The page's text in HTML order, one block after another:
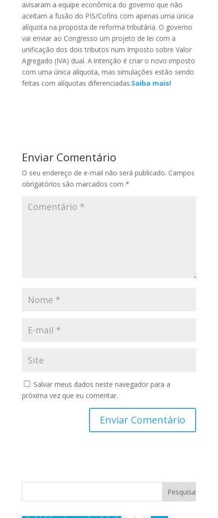
avisaram a equipe econômica do governo que não
aceitam a fusão do PIS/Cofins com apenas uma única
alíquota na proposta de reforma tributária. O governo
vai enviar ao Congresso um projeto de lei com a
unificação dos dois tributos num Imposto sobre Valor
Agregado (IVA) dual. A intenção é criar o novo imposto
com uma única alíquota, mas simulações estão sendo
feitas com alíquotas diferenciadas.Saiba mais!
Enviar Comentário
O seu endereço de e-mail não será publicado. Campos
obrigatórios são marcados com *
Salvar meus dados neste navegador para a
próxima vez que eu comentar.